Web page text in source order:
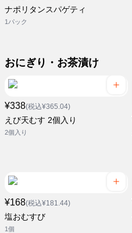
ナポリタンスパゲティ
1パック
おにぎり・お茶漬け
¥338(税込¥365.04)
えび天むす 2個入り
2個入り
¥168(税込¥181.44)
塩おむすび
1個